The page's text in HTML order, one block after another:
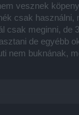
vesznek
csak
csak meginni,
de egyébb
nem buknának,